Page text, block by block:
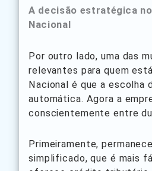
A decisão estratégica
Nacional
Por outro lado, uma das
relevantes para quem
Nacional é que a escolha
automática. Agora a
conscientemente entre
Primeiramente,
simplificado, que é mais